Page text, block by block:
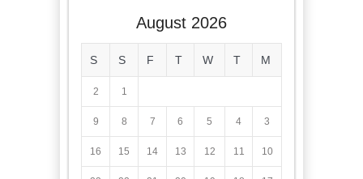
August 2026
M
T
W
T
F
S
S
1
2
3
4
5
6
7
8
9
10
11
12
13
14
15
16